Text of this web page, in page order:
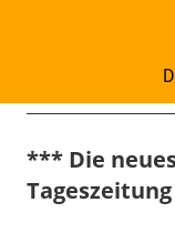
–
für
*** Die